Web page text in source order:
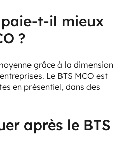
paie-t-il mieux
?
grâce à la dimension
Le BTS MCO est
en présentiel, dans des
après le BTS